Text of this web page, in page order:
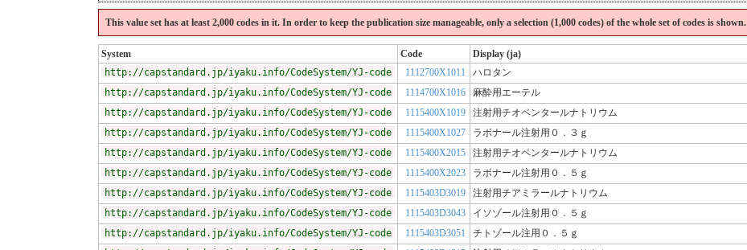
This value set has at least 2,000 codes in it. In order to keep the publication size manageable, only a selection (1,000 codes) of the whole set of codes is shown.
System Code Display (ja)
http://capstandard.jp/iyaku.info/CodeSystem/YJ-code
1112700X1011
ハロタン
http://capstandard.jp/iyaku.info/CodeSystem/YJ-code
1114700X1016
麻酔用エーテル
http://capstandard.jp/iyaku.info/CodeSystem/YJ-code
1115400X1019
注射用チオペンタールナトリウム
http://capstandard.jp/iyaku.info/CodeSystem/YJ-code
1115400X1027
ラボナール注射用０．３ｇ
http://capstandard.jp/iyaku.info/CodeSystem/YJ-code
1115400X2015
注射用チオペンタールナトリウム
http://capstandard.jp/iyaku.info/CodeSystem/YJ-code
1115400X2023
ラボナール注射用０．５ｇ
http://capstandard.jp/iyaku.info/CodeSystem/YJ-code
1115403D3019
注射用チアミラールナトリウム
http://capstandard.jp/iyaku.info/CodeSystem/YJ-code
1115403D3043
イソゾール注射用０．５ｇ
http://capstandard.jp/iyaku.info/CodeSystem/YJ-code
1115403D3051
チトゾール注用０．５ｇ